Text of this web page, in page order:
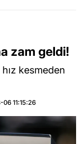
zam geldi!
kesmeden
11:15:26